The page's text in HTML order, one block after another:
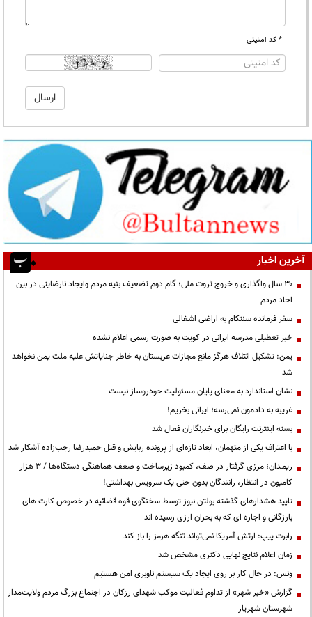
* کد امنیتی
آخرین اخبار
۳۰ سال واگذاری و خروج ثروت ملی؛ گام دوم تضعیف بنیه مردم وایجاد نارضایتی در بین
احاد مردم
سفر فرمانده سنتکام به اراضی اشغالی
خبر تعطیلی مدرسه ایرانی در کویت به صورت رسمی اعلام نشده
یمن: تشکیل ائتلاف هرگز مانع مجازات عربستان به خاطر جنایاتش علیه ملت یمن نخواهد
شد
نشان استاندارد به معنای پایان مسئولیت خودروساز نیست
غریبه به دادمون نمی‌رسه؛ ایرانی بخریم!
بسته اینترنت رایگان برای خبرنگاران فعال شد
با اعتراف یکی از متهمان، ابعاد تازه‌ای از پرونده ربایش و قتل حمیدرضا رجب‌زاده آشکار شد
ریمـدان؛ مرزی گرفتار در صف، کمبود زیرساخت و ضعف هماهنگی دستگاه‌ها / ۳ هزار
کامیون در انتظار، رانندگان بدون حتی یک سرویس بهداشتی!
تایید هشدارهای گذشته بولتن نیوز توسط سخنگوی قوه قضائیه در خصوص کارت های
بارزگانی و اجاره ای که به بحران ارزی رسیده اند
رابرت پیپ: ارتش آمریکا نمی‌تواند تنگه هرمز را باز کند
زمان اعلام نتایج نهایی دکتری مشخص شد
ونس: در حال کار بر روی ایجاد یک سیستم ناوبری امن هستیم
گزارش «خبر شهر» از تداوم فعالیت موکب شهدای رزکان در اجتماع بزرگ مردم ولایت‌مدار
شهرستان شهریار